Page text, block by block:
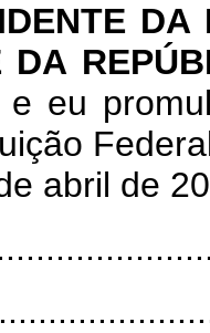
DA
e eu
abril de